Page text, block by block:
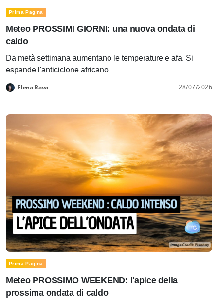
Prima Pagina
Meteo PROSSIMI GIORNI: una nuova ondata di
caldo
Da metà settimana aumentano le temperature e afa. Si
espande l'anticiclone africano
Elena Rava 28/07/2026
Prima Pagina
Meteo PROSSIMO WEEKEND: l'apice della
prossima ondata di caldo